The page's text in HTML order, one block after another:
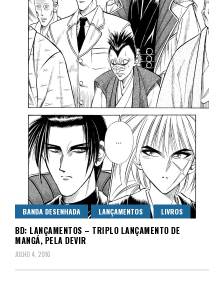
BANDA DESENHADA LANÇAMENTOS LIVROS
BD: LANÇAMENTOS – TRIPLO LANÇAMENTO DE
MANGÁ, PELA DEVIR
JULHO 4, 2016